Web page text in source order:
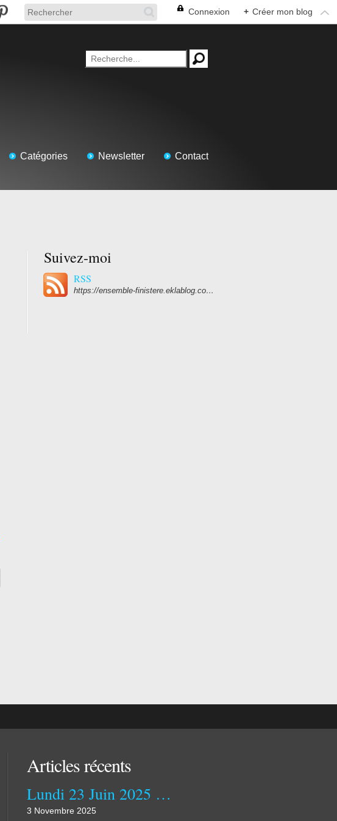
Connexion + Créer mon blog
Catégories Newsletter Contact
Suivez-moi
RSS
https://ensemble-finistere.eklablog.com/rss
Articles récents
Lundi 23 Juin 2025 Clap de Fin !
3 Novembre 2025